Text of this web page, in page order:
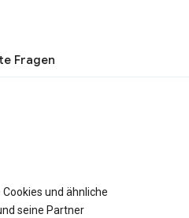
Fragen
und ähnliche
seine Partner